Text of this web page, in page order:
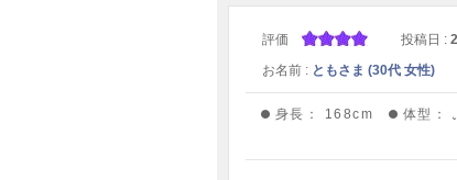
評価 投稿日 :
お名前 : ともさま (30代 女性)
身長： 168cm 体型：